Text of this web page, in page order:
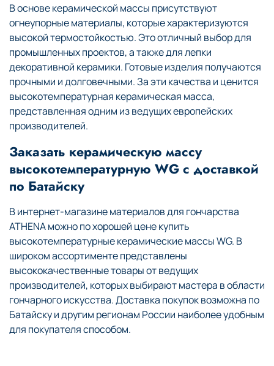
В основе керамической массы присутствуют
огнеупорные материалы, которые характеризуются
высокой термостойкостью. Это отличный выбор для
промышленных проектов, а также для лепки
декоративной керамики. Готовые изделия получаются
прочными и долговечными. За эти качества и ценится
высокотемпературная керамическая масса,
представленная одним из ведущих европейских
производителей.
Заказать керамическую массу
высокотемпературную WG с доставкой
по Батайску
В интернет-магазине материалов для гончарства
ATHENA можно по хорошей цене купить
высокотемпературные керамические массы WG. В
широком ассортименте представлены
высококачественные товары от ведущих
производителей, которых выбирают мастера в области
гончарного искусства. Доставка покупок возможна по
Батайску и другим регионам России наиболее удобным
для покупателя способом.